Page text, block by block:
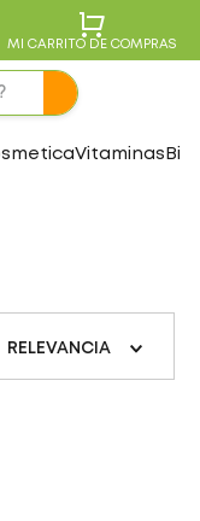
MI CARRITO DE COMPRAS
Vitaminas
RELEVANCIA